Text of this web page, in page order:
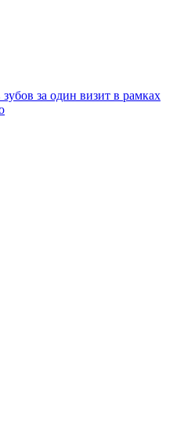
за один визит в рамках